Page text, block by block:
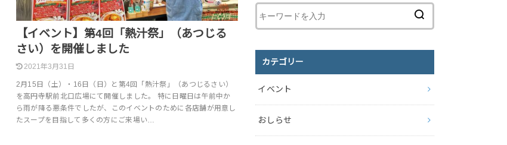
【イベント】第4回「熱汁祭」（あつじる
さい）を開催しました
2021年3月31日
2月15日（土）・16日（日）と第4回「熱汁祭」（あつじるさい）
を高円寺駅前北口広場にて開催しました。 特に日曜日は午前中か
ら雨が降る悪条件でしたが、このイベントのために各店舗が用意し
たスープを目指して多くの方にご来場い…
カテゴリー
イベント
おしらせ